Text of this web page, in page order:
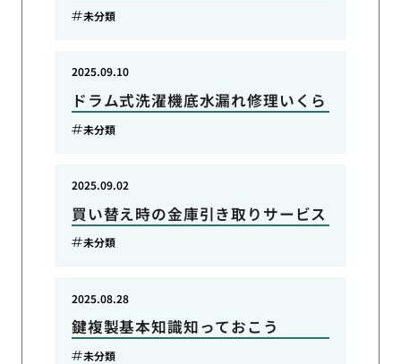
未分類
ドラム式洗濯機底水漏れ修理いくら
2025.09.10
未分類
買い替え時の金庫引き取りサービス
2025.09.02
未分類
鍵複製基本知識知っておこう
2025.08.28
未分類